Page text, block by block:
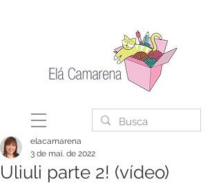
Uliuli parte 2! (vídeo)
elacamarena
3 de mai. de 2022